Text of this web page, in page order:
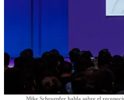
Mike Schroepfer habla sobre el